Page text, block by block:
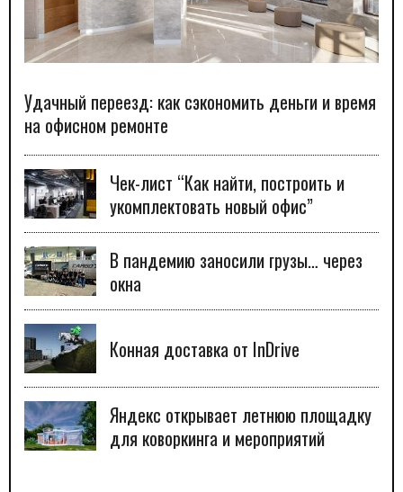
Удачный переезд: как сэкономить деньги и время
на офисном ремонте
Чек-лист “Как найти, построить и
укомплектовать новый офис”
В пандемию заносили грузы… через
окна
Конная доставка от InDrive
Яндекс открывает летнюю площадку
для коворкинга и мероприятий